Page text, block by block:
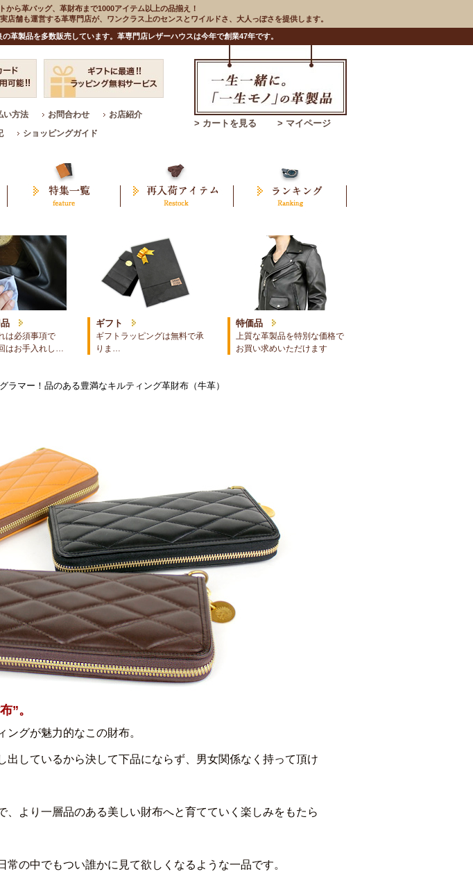
ら革バッグ、革財布まで1000アイテム以上の品揃え！
舗も運営する革専門店が、ワンクラス上のセンスとワイルドさ、大人っぽさを提供します。
革製品を多数販売しています。革専門店レザーハウスは今年で創業47年です。
い方法 お問合わせ
お店紹介
ショッピングガイド
> カートを見る > マイページ
品
は必須事項で
はお手入れし…
ギフト
ギフトラッピングは無料で承
りま…
特価品
上質な革製品を特別な価格で
お買い求めいただけます
ラマー！品のある豊満なキルティング革財布（牛革）
”。
グが魅力的なこの財布。
出しているから決して下品にならず、男女関係なく持って頂け
、より一層品のある美しい財布へと育てていく楽しみをもたら
の中でもつい誰かに見て欲しくなるような一品です。